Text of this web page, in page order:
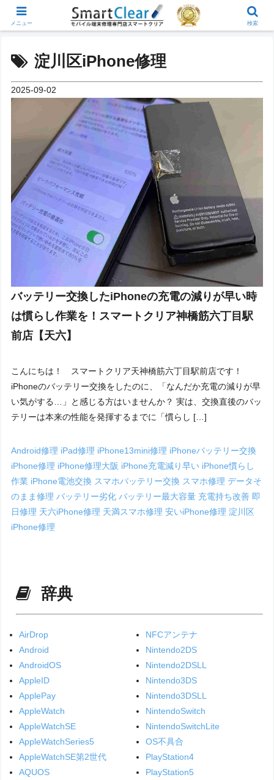
淀川区iPhone修理
2025-09-02
バッテリー交換したiPhoneの充電の減りが早い時
は慣らし作業を！スマートクリア神橋筋六丁目駅
前店【天六】
こんにちは！ スマートクリア天神橋筋六丁目駅前店です！
iPhoneのバッテリー交換をしたのに、「なんだか充電の減りが早
い気がする…」と感じる方はいませんか？ 実は、交換直後のバッ
テリーは本来の性能を発揮するまでに「慣らし […]
Android修理 iPad修理 iPhone13mini修理 iPhoneバッテリー交換
iPhone修理 iPhone修理大阪 iPhone充電減り早い iPhone慣らし
作業 iPhone電池交換 スマホバッテリー交換 スマホ修理データそ
のまま修理バッテリー劣化バッテリー最大容量 充電持ち改善 即
日修理 天六iPhone修理 天満スマホ修理安いiPhone修理淀川区
iPhone修理
辞典
AirDrop
Android
AndroidOS
AppleID
ApplePay
AppleWatch
AppleWatchSE
AppleWatchSeries5
AppleWatchSE第2世代
AQUOS
NFCアンテナ
Nintendo2DS
Nintendo2DSLL
Nintendo3DS
Nintendo3DSLL
NintendoSwitch
NintendoSwitchLite
OS不具合
PlayStation4
PlayStation5
メニュー 検索